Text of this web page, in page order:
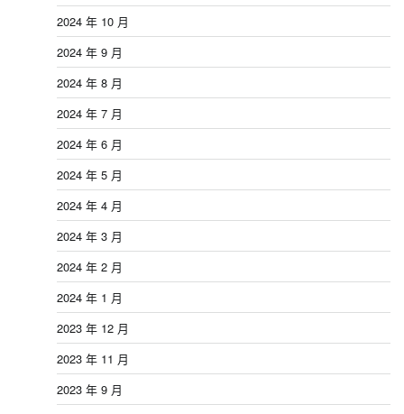
2024 年 10 月
2024 年 9 月
2024 年 8 月
2024 年 7 月
2024 年 6 月
2024 年 5 月
2024 年 4 月
2024 年 3 月
2024 年 2 月
2024 年 1 月
2023 年 12 月
2023 年 11 月
2023 年 9 月